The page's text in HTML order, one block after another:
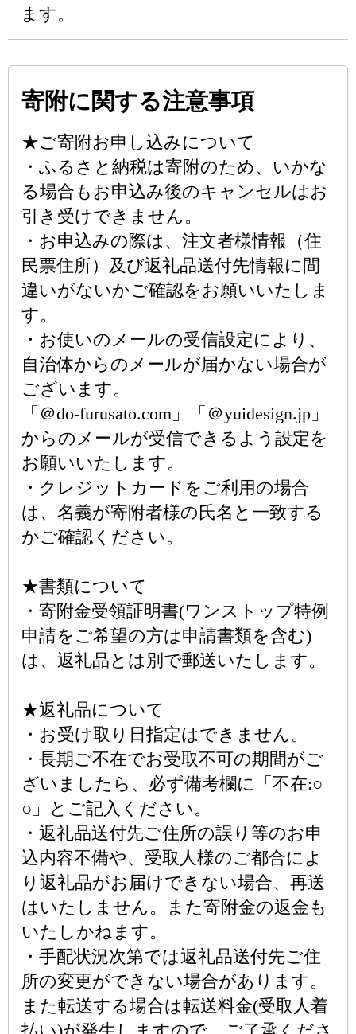
ます。
寄附に関する注意事項
★ご寄附お申し込みについて
・ふるさと納税は寄附のため、いかな
る場合もお申込み後のキャンセルはお
引き受けできません。
・お申込みの際は、注文者様情報（住
民票住所）及び返礼品送付先情報に間
違いがないかご確認をお願いいたしま
す。
・お使いのメールの受信設定により、
自治体からのメールが届かない場合が
ございます。
「＠do-furusato.com」「＠yuidesign.jp」
からのメールが受信できるよう設定を
お願いいたします。
・クレジットカードをご利用の場合
は、名義が寄附者様の氏名と一致する
かご確認ください。
★書類について
・寄附金受領証明書(ワンストップ特例
申請をご希望の方は申請書類を含む)
は、返礼品とは別で郵送いたします。
★返礼品について
・お受け取り日指定はできません。
・長期ご不在でお受取不可の期間がご
ざいましたら、必ず備考欄に「不在:○
○」とご記入ください。
・返礼品送付先ご住所の誤り等のお申
込内容不備や、受取人様のご都合によ
り返礼品がお届けできない場合、再送
はいたしません。また寄附金の返金も
いたしかねます。
・手配状況次第では返礼品送付先ご住
所の変更ができない場合があります。
また転送する場合は転送料金(受取人着